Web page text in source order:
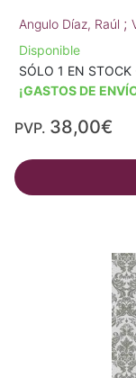
Angulo Díaz, Raúl ;
Disponible
SÓLO 1 EN
¡GASTOS DE
PVP. 38,00€